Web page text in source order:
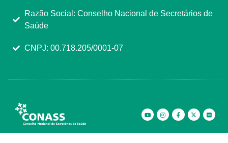
Razão Social: Conselho Nacional de Secretários de
Saúde
CNPJ: 00.718.205/0001-07